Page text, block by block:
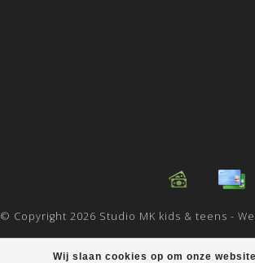
Wij slaan cookies op om onze
© Copyright 2026 Studio MK kids & teens -